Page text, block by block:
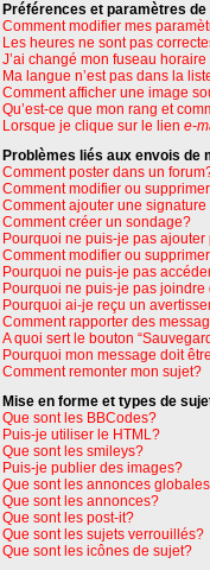
Préférences et paramètres de
Comment modifier mes
Les heures ne sont pas
J’ai changé mon fuseau
Ma langue n’est pas dans la
Comment afficher une image
Qu’est-ce que mon rang et
Lorsque je clique sur le lien e-
Problèmes liés aux envois de
Comment poster dans un
Comment modifier ou
Comment ajouter une
Comment créer un sondage?
Pourquoi ne puis-je pas
Comment modifier ou
Pourquoi ne puis-je pas
Pourquoi ne puis-je pas
Pourquoi ai-je reçu un
Comment rapporter des
A quoi sert le bouton
Pourquoi mon message doit
Comment remonter mon sujet?
Mise en forme et types de
Que sont les BBCodes?
Puis-je utiliser le HTML?
Que sont les smileys?
Puis-je publier des images?
Que sont les annonces
Que sont les annonces?
Que sont les post-it?
Que sont les sujets verrouillés?
Que sont les icônes de sujet?